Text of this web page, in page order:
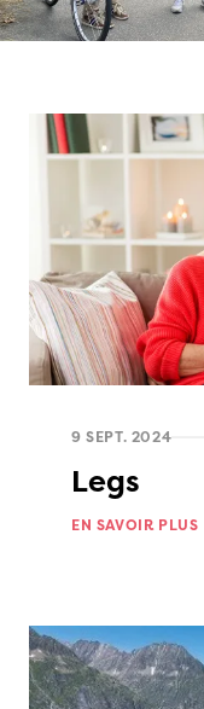
9 SEPT. 2024
Legs
EN SAVOIR PLUS